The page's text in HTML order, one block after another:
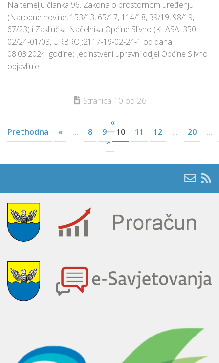
Na temelju članka 96. Zakona o prostornom uređenju
(Narodne novine, 153/13, 65/17, 114/18, 39/19, 98/19,
67/23) i Zaključka Načelnika Općine Slivno (KLASA: 350-
02/24-01/03, URBROJ:2117-19-02-24-1 od dana
08.03.2024. godine) Jedinstveni upravni odjel Općine Slivno
objavljuje...
Stranica 10 od 26
«
Prethodna
« ... 8 9 10 11 12 ... 20
...
»